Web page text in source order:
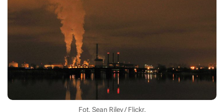
Fot. Sean Riley / Flickr.